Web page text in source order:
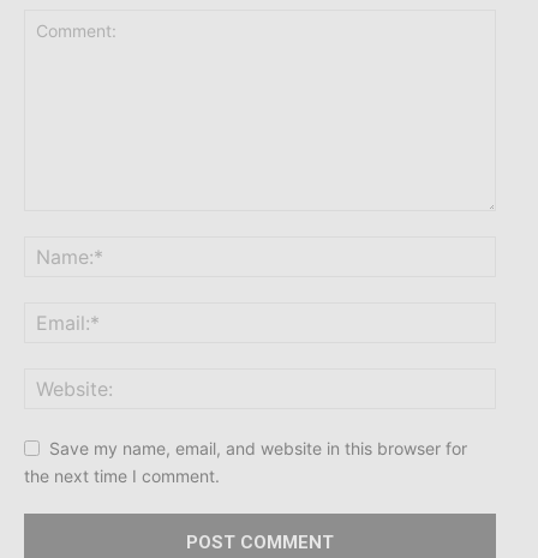
Save my name, email, and website in this browser for
the next time I comment.